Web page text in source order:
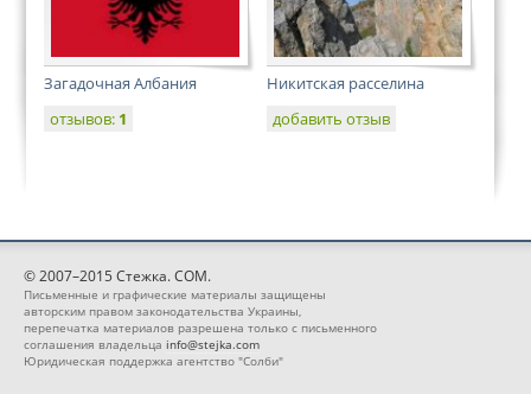
Загадочная Албания
отзывов: 1
Никитская расселина
добавить отзыв
© 2007–2015 Стежка. COM.
Письменные и графические материалы защищены
авторским правом законодательства Украины,
перепечатка материалов разрешена только с письменного
соглашения владельца info@stejka.com
Юридическая поддержка агентство "Солби"